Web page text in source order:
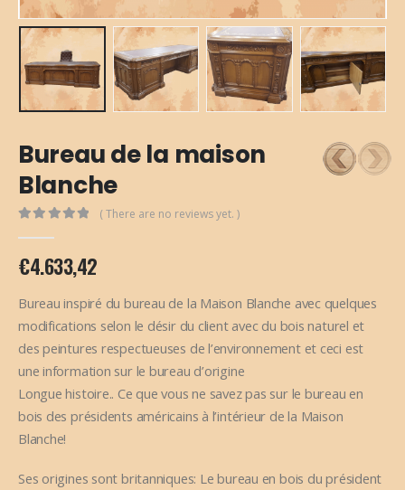
Bureau de la maison
Blanche
( There are no reviews yet. )
€4.633,42
Bureau inspiré du bureau de la Maison Blanche avec quelques
modifications selon le désir du client avec du bois naturel et
des peintures respectueuses de l’environnement et ceci est
une information sur le bureau d’origine
Longue histoire.. Ce que vous ne savez pas sur le bureau en
bois des présidents américains à l’intérieur de la Maison
Blanche!
Ses origines sont britanniques: Le bureau en bois du président